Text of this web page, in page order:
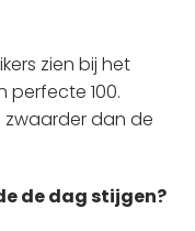
zien bij het
perfecte 100.
zwaarder dan de
de dag stijgen?